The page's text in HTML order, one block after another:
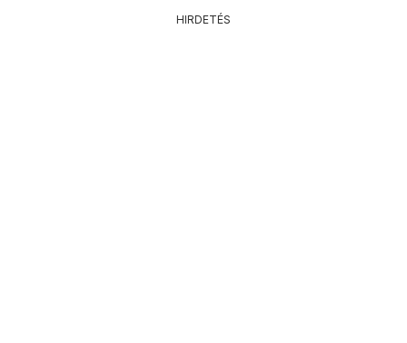
HIRDETÉS